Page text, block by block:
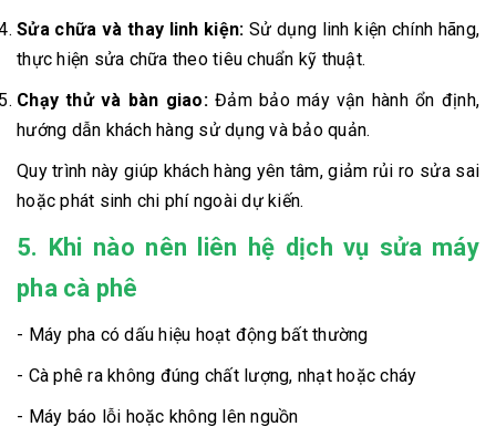
Sửa chữa và thay linh kiện: Sử dụng linh kiện chính hãng,
thực hiện sửa chữa theo tiêu chuẩn kỹ thuật.
Chạy thử và bàn giao:Đảm bảo máy vận hành ổn định,
hướng dẫn khách hàng sử dụng và bảo quản.
Quy trình này giúp khách hàng yên tâm, giảm rủi ro sửa sai
hoặc phát sinh chi phí ngoài dự kiến.
5. Khi nào nên liên hệ dịch vụ sửa máy
pha cà phê
- Máy pha có dấu hiệu hoạt động bất thường
- Cà phê ra không đúng chất lượng, nhạt hoặc cháy
- Máy báo lỗi hoặc không lên nguồn